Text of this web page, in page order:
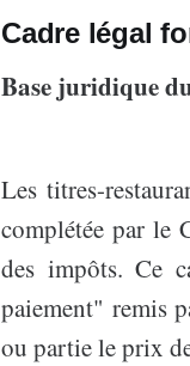
Cadre légal
Base juridique
Les titres-
complétée par le
des impôts. Ce
paiement" remis
ou partie le prix